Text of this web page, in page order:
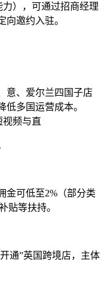
），可通过招商经理
向邀约入驻。
意、爱尔兰四国子店
多国运营成本。
视频与直
金可低至2%（部分类
贴等扶持。
通”英国跨境店，主体